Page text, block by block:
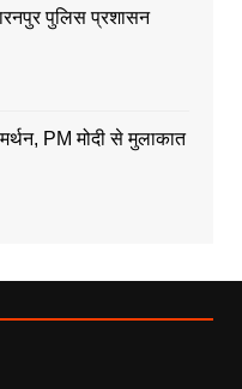
पुलिस प्रशासन
PM मोदी से मुलाकात